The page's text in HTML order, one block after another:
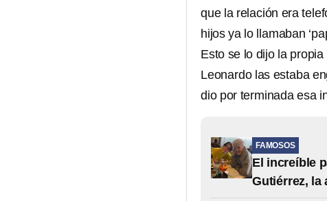
que la relación era
hijos ya lo llamaban
Esto se lo dijo la
Leonardo las estaba
dio por terminada esa
FAMOSOS
El increíble
Gutiérrez, la